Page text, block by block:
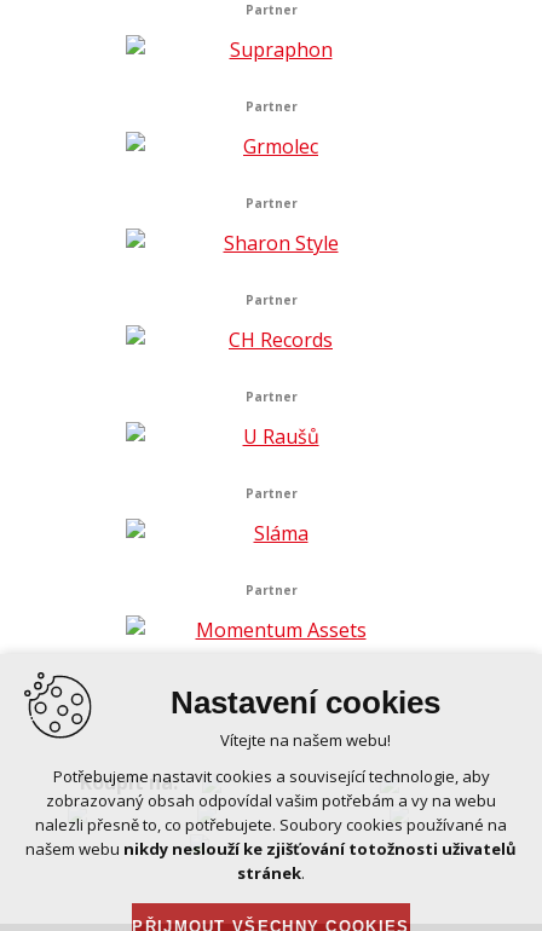
Partner
Partner
Partner
Partner
Partner
Partner
Partner
Koupit na:
Nastavení cookies
Vítejte na našem webu!
Potřebujeme nastavit cookies a související technologie, aby
zobrazovaný obsah odpovídal vašim potřebám a vy na webu
nalezli přesně to, co potřebujete. Soubory cookies používané na
našem webu nikdy neslouží ke zjišťování totožnosti uživatelů
stránek.
PŘIJMOUT VŠECHNY COOKIES